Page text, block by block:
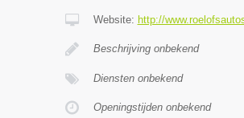
Website: http://
Beschrijving onbekend
Diensten onbekend
Openingstijden onbekend